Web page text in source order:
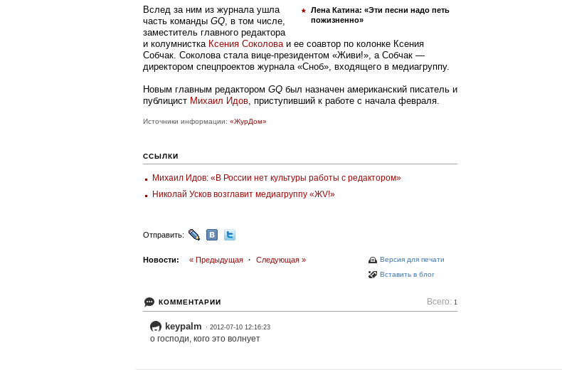
Лена Катина: «Эти песни надо петь
пожизненно»
Вслед за ним из журнала ушла
часть команды GQ, в том числе,
заместитель главного редактора
и колумнистка Ксения Соколоваи ее соавтор по колонке Ксения
Собчак. Соколова стала вице-президентом «Живи!», а Собчак —
директором спецпроектов журнала «Сноб», входящего в медиагруппу.
Новым главным редактором GQ был назначен американский писатель и
публицист Михаил Идов, приступивший к работе с начала февраля.
Источники информации: «ЖурДом»
ССЫЛКИ
Михаил Идов: «В России нет культуры работы с редактором»
Николай Усков возглавит медиагруппу «ЖV!»
Отправить:
Версия для печати
Вставить в блог
Новости: « Предыдущая · Следующая »
КОММЕНТАРИИ Всего: 1
keypalm · 2012-07-10 12:16:23
о господи, кого это волнует